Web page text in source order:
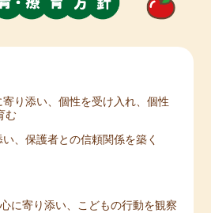
り添い、個性を受け入れ、個性
む
、保護者との信頼関係を築く
に寄り添い、こどもの行動を観察